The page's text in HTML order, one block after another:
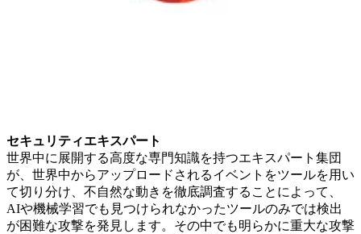
セキュリティエキスパート
世界中に展開する高度な専門知識を持つエキスパート集団
が、世界中からアップロードされるイベントをツールを用い
て切り分け、不自然な動きを徹底調査することによって、
AIや機械学習でも見つけられなかったツールのみでは検出
が困難な攻撃を発見します。その中でも明らかに重大な攻撃